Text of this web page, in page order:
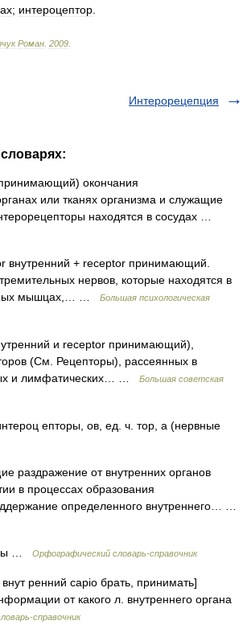
; интероцептор
Роман 2009
Интерорецепция
окончания
или тканях организма и служащие
находятся в сосудах …
внутренний + receptor принимающий.
нервов, которые находятся в
мышцах,… …
Большая психологическая
и receptor принимающий),
(См. Рецепторы), рассеянных в
и лимфатических… …
Большая советская
епторы, ов, ед. ч. тор, а (нервные
раздражение от внутренних органов
в процессах образования
определенного внутреннего… …
… Орфографический словарь-справочник
ренний capio брать, принимать]
от какого л. внутреннего органа
справочник